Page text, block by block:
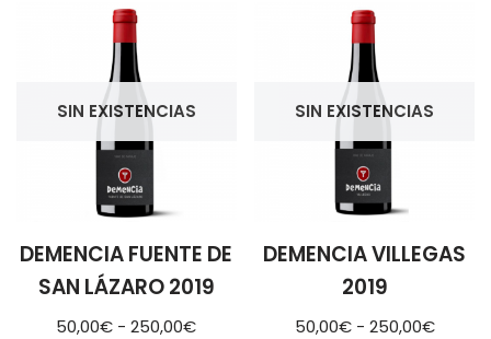
SIN EXISTENCIAS
DEMENCIA FUENTE DE
SAN LÁZARO 2019
50,00€ - 250,00€
SIN EXISTENCIAS
DEMENCIA VILLEGAS
2019
50,00€ - 250,00€